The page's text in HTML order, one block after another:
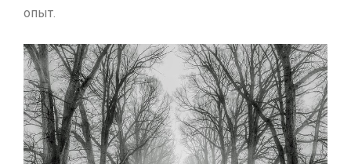
опыт.